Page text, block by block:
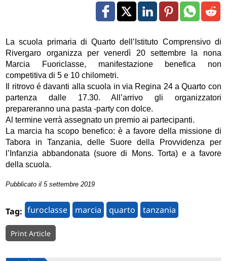
La scuola primaria di Quarto dell’Istituto Comprensivo di
Rivergaro organizza per venerdì 20 settembre la nona
Marcia Fuoriclasse, manifestazione benefica non
competitiva di 5 e 10 chilometri.
Il ritrovo é davanti alla scuola in via Regina 24 a Quarto con
partenza dalle 17.30. All’arrivo gli organizzatori
prepareranno una pasta -party con dolce.
Al termine verrà assegnato un premio ai partecipanti.
La marcia ha scopo benefico: è a favore della missione di
Tabora in Tanzania, delle Suore della Provvidenza per
l’Infanzia abbandonata (suore di Mons. Torta) e a favore
della scuola.
Pubblicato il 5 settembre 2019
Tag: furoclasse marcia quarto tanzania
Print Article